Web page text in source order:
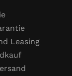
Frostschutz)
Leasing